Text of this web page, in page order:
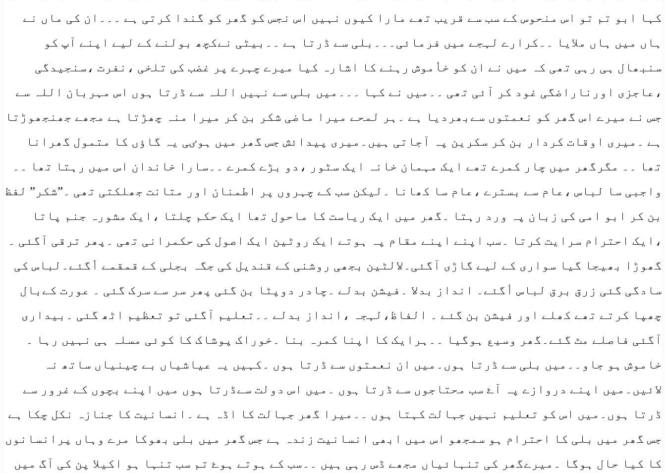
کہا ابو تم تو اس منحوس کے سب سے قریب تھے مارا کیوں نہیں اس نجس کو گھر کو گندا کرتی ہے ۔۔۔ان کی ماں نے
ہاں میں ہاں ملایا ۔۔کرارے لہجے میں فرمائی۔۔۔بلی سے ڈرتا ہے ۔۔بیٹی نےکچھ بولنے کے لیے اپنے آپ کو
سنبھال ہی رہی تھی کہ میں نے ان کو خأموش رہنے کا اشارہ کیا میرے چہرے پر غضب کی تلخی ،نفرت ،سنجیدگی
،عاجزی اورناراضگی غود کر آئی تھی ۔۔میں نے کہا ۔۔۔میں بلی سے نہیں اللہ سے ڈرتا ہوں اس مہربان اللہ سے
جس نے میرے اس گھر کو نعمتوں سےبھردیا ہے ۔ہر لمحے میرا ماضی شکر بن کر میرا منہ چھڑتا ہے مجھے جھنجھوڑتا
ہے ۔میری اوقات کردار بن کر سکرین پہ آجاتی ہیں۔میری پیدائش جس گھر میں ہوٸی یہ گاٶں کا متمول گھرانا
تھا ۔۔ مگرگھر میں چار کمرے تھے ایک مہمان خانہ ایک سٹور ،دو بڑے کمرے ۔۔سارا خاندان اس میں رہتا تھا ۔۔
واجبی سا لباس ،عام سے بسترے ،عام سا کھانا ۔لیکن سب کے چہروں پر اطمنان اور متانت جھلکتی تھی ۔”شکر” لفظ
بن کر ابو امی کی زبان پہ ورد رہتا ۔گھر میں ایک ریاست کا ماحول تھا ایک حکم چلتا ،ایک مشورہ جنم پاتا
،ایک احترام سرایت کرتا ۔سب اپنے اپنے مقام پہ ہوتے ایک روٹین ایک اصول کی حکمرانی تھی ۔پھر ترقی آگئی ۔
گھوڑا بھیجا گیا سواری کے لیے گاڑی آگئی۔لالٹین بجھی روشنی کے قندیل کی جگہ بجلی کے قمقمے أگئے۔لباس کی
سادگی گئی زرق برق لباس أگئے۔ انداز بدلا ۔فیشن بدلے ۔چادر دوپٹا بن گئی پھر سر سے سرک گئی ۔ عورت کےبال
چھپا کرتے تھے کھلے اور فیشن بن گئے ۔ الفاظ،لہجہ ،انداز بدلے ۔۔تعلیم آگئی تو تعظیم اٹھ گئی ۔بیداری
آگئی فاصلے مٹ گئے۔گھر وسیع ہوگیا ۔۔ہرایک کا اپنا کمرہ بنا ۔خوراک پوشاک کا کوئی مسلہ ہی نہیں رہا ۔
خاموش ہو جاو۔۔میں بلی سے ڈرتا ہوں۔میں ان نعمتوں سے ڈرتا ہوں ۔کہیں یہ عیاشیاں بے چینیاں ساتھ نہ
لائیں۔میں اپنے دروازے پہ آۓ سب محتاجوں سے ڈرتا ہوں ۔میں اس دولت سےڈرتا ہوں میں اپنے بچوں کے غرور سے
ڈرتا ہوں۔میں اس کو تعلیم نہیں جہالت کہتا ہوں ۔۔میرا گھر جہالت کا اڈہ ہے ۔انسانیت کا جنازہ نکل چکا ہے
جس گھر میں بلی کا احترام ہو سمجھو اس میں ابھی انسانیت زندہ ہے جس گھر میں بلی بھوکا مرے وہاں پرانسانوں
کا کیا حال ہوگا ۔میرےگھر کی تنہائیاں مجھے ڈس رہی ہیں ۔۔سب کے ہوتے ہوۓ تم سب تنہا ہو اکیلا پن کی آگ میں